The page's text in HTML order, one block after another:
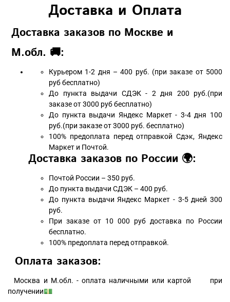
Доставка и Оплата
Доставка заказов по Москве и
М.обл. 🚚:
Курьером 1-2 дня – 400 руб. (при заказе от 5000
руб бесплатно)
До пункта выдачи СДЭК - 2 дня 200 руб.(при
заказе от 3000 руб бесплатно)
До пункта выдачи Яндекс Маркет - 3-4 дня 100
руб.(при заказе от 3000 руб. бесплатно)
100% предоплата перед отправкой Сдэк, Яндекс
Маркет и Почтой.
Доставка заказов по России 🌍:
Почтой России – 350 руб.
До пункта выдачи СДЭК – 400 руб.
До пункта выдачи Яндекс Маркет - 3-5 дней 300
руб.
При заказе от 10 000 руб доставка по России
бесплатно.
100% предоплата перед отправкой.
Оплата заказов:
Москва и М.обл. - оплата наличными или картой при
получении💵